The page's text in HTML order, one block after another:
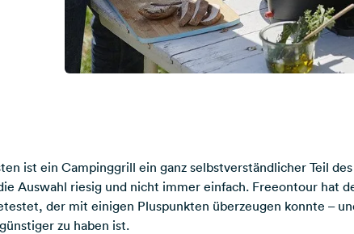
ist ein Campinggrill ein ganz selbstverständlicher Teil des
Auswahl riesig und nicht immer einfach. Freeontour hat
der mit einigen Pluspunkten überzeugen konnte –
zu haben ist.